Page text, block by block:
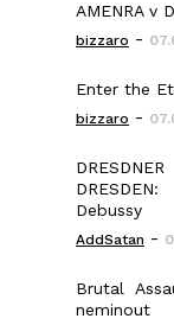
AMENRA v
bizzaro -
Enter the
bizzaro -
Debussy
AddSatan -
Brutal
neminout